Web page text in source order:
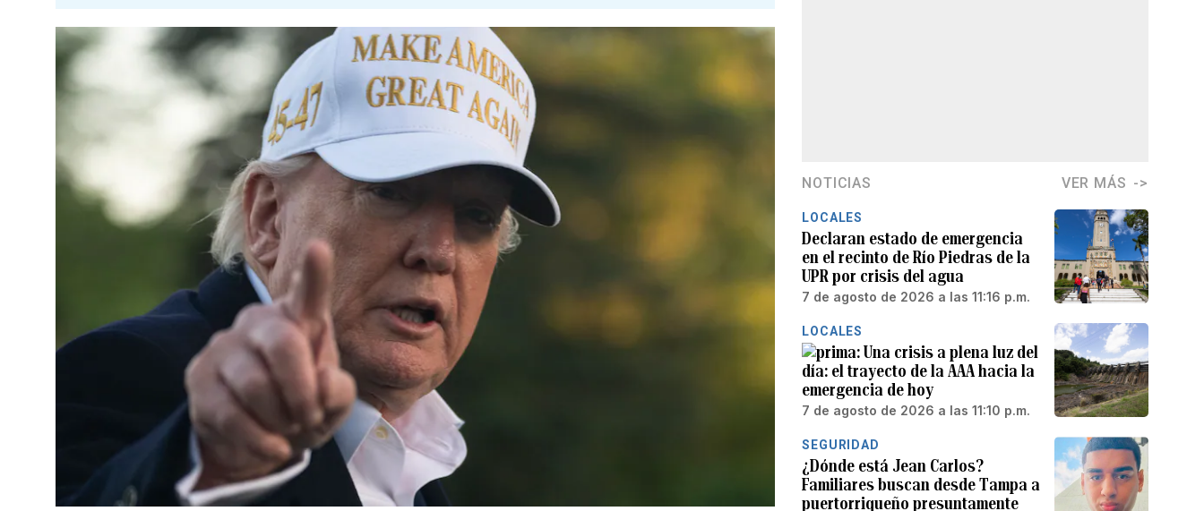
NOTICIAS VER MÁS
LOCALES
Declaran estado de emergencia
en el recinto de Río Piedras de la
UPR por crisis del agua
7 de agosto de 2026 a las 11:16 p.m.
LOCALES
Una crisis a plena luz del
día: el trayecto de la AAA hacia la
emergencia de hoy
7 de agosto de 2026 a las 11:10 p.m.
SEGURIDAD
¿Dónde está Jean Carlos?
Familiares buscan desde Tampa a
puertorriqueño presuntamente